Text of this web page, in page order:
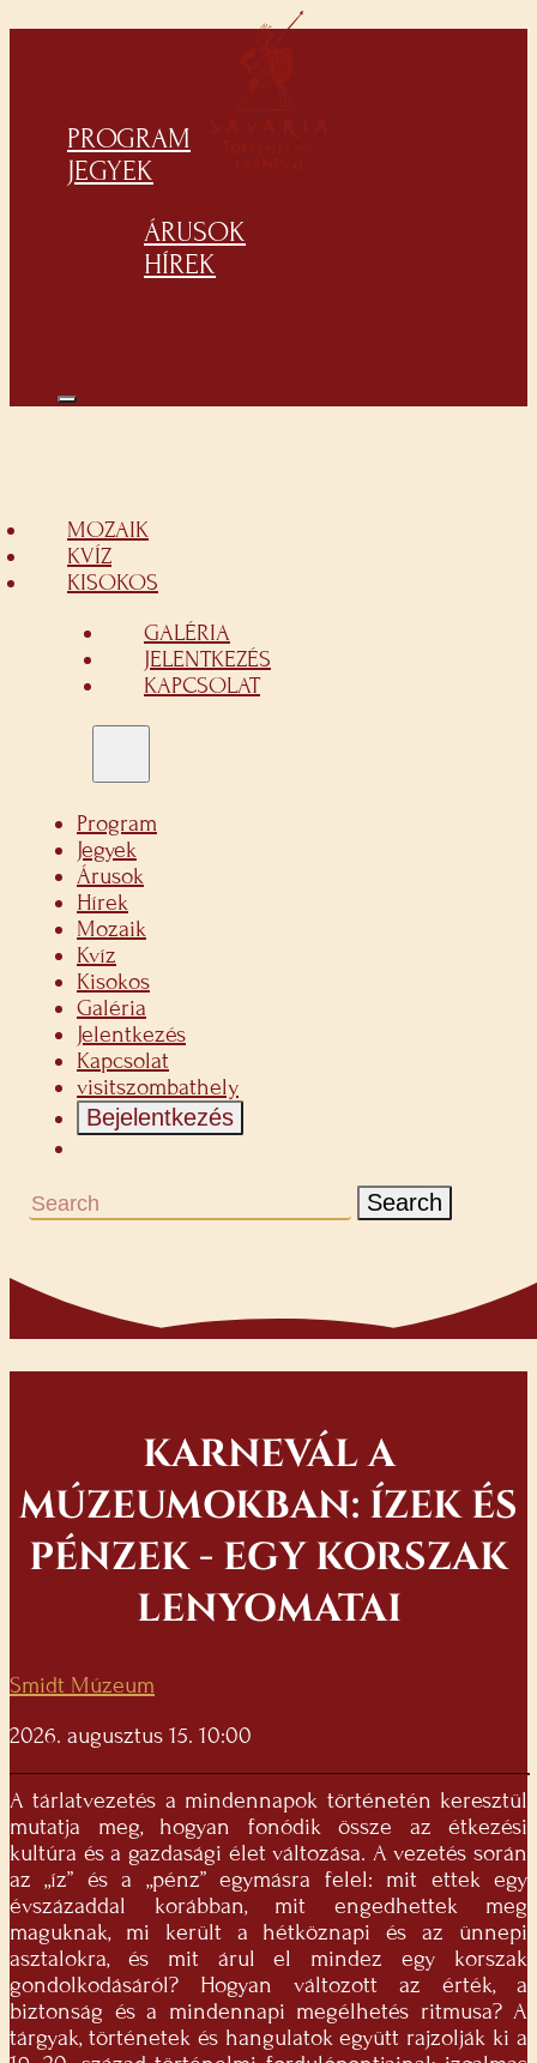
PROGRAM
JEGYEK
ÁRUSOK
HÍREK
MOZAIK
KVÍZ
KISOKOS
GALÉRIA
JELENTKEZÉS
KAPCSOLAT
Program
Jegyek
Árusok
Hírek
Mozaik
Kvíz
Kisokos
Galéria
Jelentkezés
Kapcsolat
visitszombathely
Bejelentkezés
Search
KARNEVÁL A
MÚZEUMOKBAN: ÍZEK ÉS
PÉNZEK - EGY KORSZAK
LENYOMATAI
Smidt Múzeum
2026. augusztus 15. 10:00
A tárlatvezetés a mindennapok történetén keresztül
mutatja meg, hogyan fonódik össze az étkezési
kultúra és a gazdasági élet változása. A vezetés során
az „íz” és a „pénz” egymásra felel: mit ettek egy
évszázaddal korábban, mit engedhettek meg
maguknak, mi került a hétköznapi és az ünnepi
asztalokra, és mit árul el mindez egy korszak
gondolkodásáról? Hogyan változott az érték, a
biztonság és a mindennapi megélhetés ritmusa? A
tárgyak, történetek és hangulatok együtt rajzolják ki a